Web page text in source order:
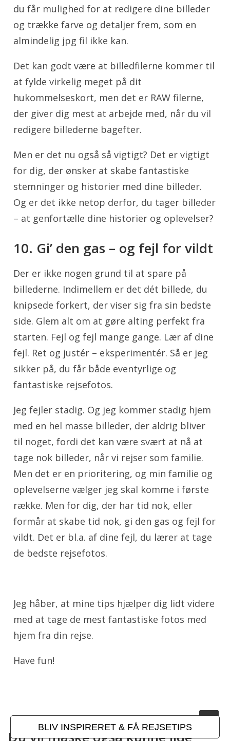
du får mulighed for at redigere dine billeder
og trække farve og detaljer frem, som en
almindelig jpg fil ikke kan.
Det kan godt være at billedfilerne kommer til
at fylde virkelig meget på dit
hukommelseskort, men det er RAW filerne,
der giver dig mest at arbejde med, når du vil
redigere billederne bagefter.
Men er det nu også så vigtigt? Det er vigtigt
for dig, der ønsker at skabe fantastiske
stemninger og historier med dine billeder.
Og er det ikke netop derfor, du tager billeder
– at genfortælle dine historier og oplevelser?
10. Gi’ den gas – og fejl for vildt
Der er ikke nogen grund til at spare på
billederne. Indimellem er det dét billede, du
knipsede forkert, der viser sig fra sin bedste
side. Glem alt om at gøre alting perfekt fra
starten. Fejl og fejl mange gange. Lær af dine
fejl. Ret og justér – eksperimentér. Så er jeg
sikker på, du får både eventyrlige og
fantastiske rejsefotos.
Jeg fejler stadig. Og jeg kommer stadig hjem
med en hel masse billeder, der aldrig bliver
til noget, fordi det kan være svært at nå at
tage nok billeder, når vi rejser som familie.
Men det er en prioritering, og min familie og
oplevelserne vælger jeg skal komme i første
række. Men for dig, der har tid nok, eller
formår at skabe tid nok, gi den gas og fejl for
vildt. Det er bl.a. af dine fejl, du lærer at tage
de bedste rejsefotos.
Jeg håber, at mine tips hjælper dig lidt videre
med at tage de mest fantastiske fotos med
hjem fra din rejse.
Have fun!
Du vil måske også kunne lide
BLIV INSPIRERET & FÅ REJSETIPS